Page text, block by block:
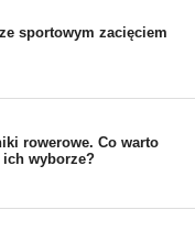
sportowym zacięciem
rowerowe. Co warto
wyborze?